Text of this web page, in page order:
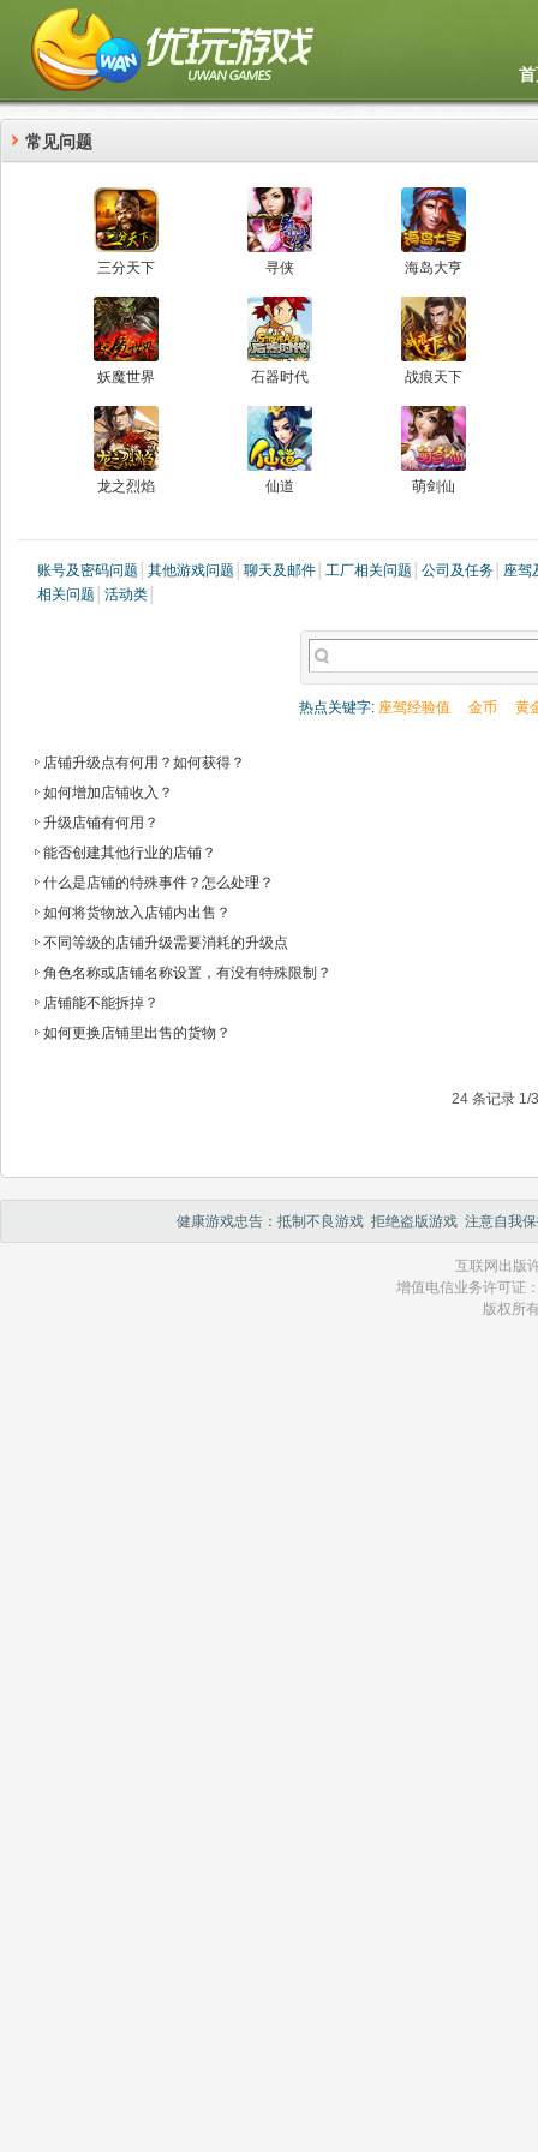
常见问题
三分天下 寻侠 海岛大亨
妖魔世界 石器时代 战痕天下
龙之烈焰 仙道 萌剑仙
账号及密码问题 其他游戏问题 聊天及邮件 工厂相关问题 公司及任务
座驾
相关问题
活动类
热点关键字: 座驾经验值 金币 黄
店铺升级点有何用？如何获得？
如何增加店铺收入？
升级店铺有何用？
能否创建其他行业的店铺？
什么是店铺的特殊事件？怎么处理？
如何将货物放入店铺内出售？
不同等级的店铺升级需要消耗的升级点
角色名称或店铺名称设置，有没有特殊限制？
店铺能不能拆掉？
如何更换店铺里出售的货物？
24 条记录 1/
健康游戏忠告：抵制不良游戏 拒绝盗版游戏 注意自我
互联网出版
增值电信业务许可证
版权所